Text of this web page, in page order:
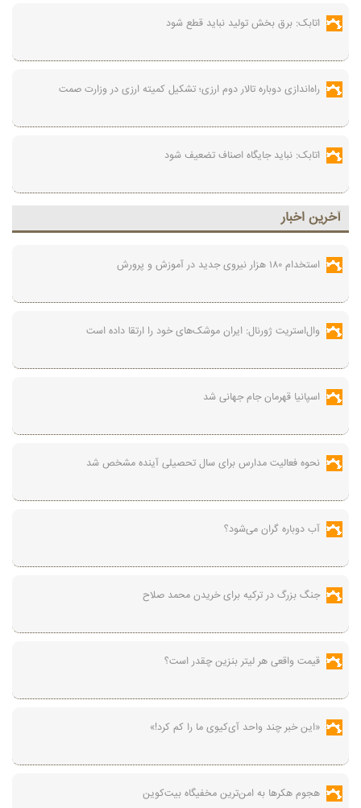
اتابک: برق بخش تولید نباید قطع شود
راه‌اندازی دوباره تالار دوم ارزی؛ تشکیل کمیته ارزی در وزارت صمت
اتابک: نباید جایگاه اصناف تضعیف شود
آخرين اخبار
استخدام ۱۸۰ هزار نیروی جدید در آموزش‌ و پرورش
وال‌استریت ژورنال: ایران موشک‌های خود را ارتقا داده است
اسپانیا قهرمان جام جهانی شد
نحوه فعالیت مدارس برای سال تحصیلی آینده مشخص شد
آب دوباره گران می‌شود؟
جنگ بزرگ در ترکیه برای خریدن محمد صلاح
قیمت واقعی هر لیتر بنزین چقدر است؟
«این خبر چند واحد آی‌کیوی ما را کم کرد!»
هجوم هکرها به امن‌ترین مخفیگاه بیت‌کوین